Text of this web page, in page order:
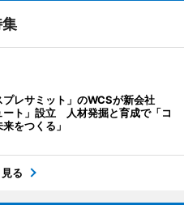
プレサミット」のWCSが新会社
ート」設立 人材発掘と育成で「コ
をつくる」
る